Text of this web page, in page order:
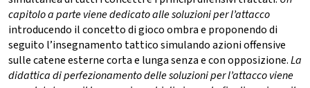
capitolo a parte viene dedicato alle soluzioni per l’attacco
introducendo il concetto di gioco ombra e proponendo di
seguito l’insegnamento tattico simulando azioni offensive
sulle catene esterne corta e lunga senza e con opposizione.La
didattica di perfezionamento delle soluzioni per l’attacco viene